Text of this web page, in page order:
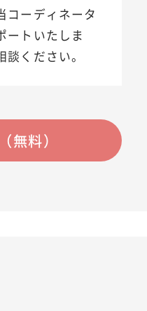
コーディネータ
ートいたしま
ください。
無料）